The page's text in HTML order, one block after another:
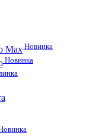
Max Новинка
Новинка